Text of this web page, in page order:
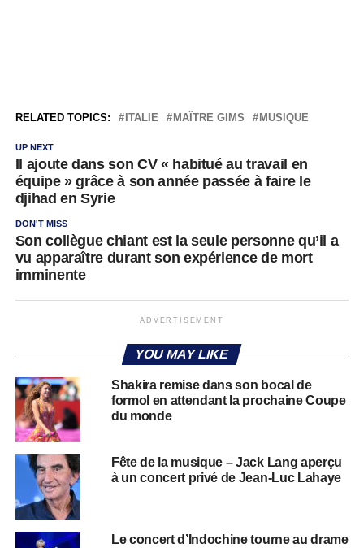
RELATED TOPICS: ITALIE MAÎTRE GIMS MUSIQUE
UP NEXT
Il ajoute dans son CV « habitué au travail en
équipe » grâce à son année passée à faire le
djihad en Syrie
DON'T MISS
Son collègue chiant est la seule personne qu’il a
vu apparaître durant son expérience de mort
imminente
ADVERTISEMENT
YOU MAY LIKE
Shakira remise dans son bocal de
formol en attendant la prochaine Coupe
du monde
Fête de la musique – Jack Lang aperçu
à un concert privé de Jean-Luc Lahaye
Le concert d’Indochine tourne au drame